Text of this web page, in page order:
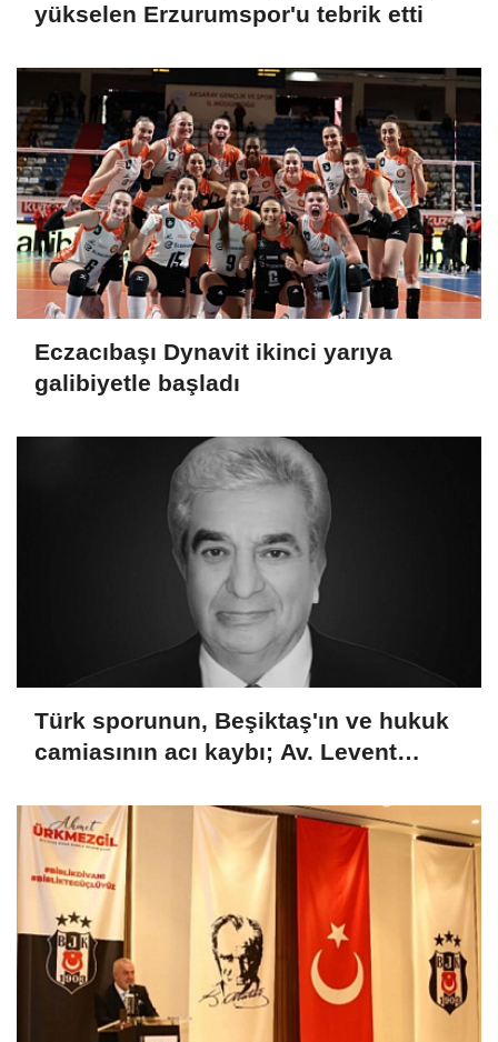
yükselen Erzurumspor'u tebrik etti
Eczacıbaşı Dynavit ikinci yarıya
galibiyetle başladı
Türk sporunun, Beşiktaş'ın ve hukuk
camiasının acı kaybı; Av. Levent